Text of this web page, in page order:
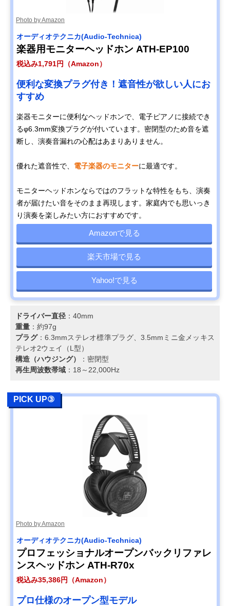
Photo by Amazon
オーディオテクニカ(Audio-Technica)
楽器用モニターヘッドホン ATH-EP100
税込み1,791円（Amazon）
便利な変換プラグ付き！遮音性が欲しい人にお
すすめ
楽器モニターに便利なヘッドホンで、電子ピアノに接続でき
るφ6.3mm変換プラグが付いています。密閉型のため音を遮
断し、演奏音漏れの心配はあまりありません。
優れた遮音性で、 電子楽器のモニターに最適です。
モニターヘッドホンならではのフラットな特性をもち、演奏
者が届けたい音をそのまま再現します。家庭内でも思いっき
り演奏を楽しみたい方におすすめです。
Amazonで見る
楽天市場で見る
Yahoo!で見る
ドライバー直径 ：40mm
重量 ：約97g
プラグ：6.3mmステレオ標準プラグ、3.5mmミニ金メッキス
テレオ2ウェイ（L型）
構造（ハウジング）
：密閉型
再生周波数帯域 ：18～22,000Hz
PICK UP③
Photo by Amazon
オーディオテクニカ(Audio-Technica)
プロフェッショナルオープンバックリファレ
ンスヘッドホン ATH-R70x
税込み35,386円（Amazon）
プロ仕様のオープン型モデル